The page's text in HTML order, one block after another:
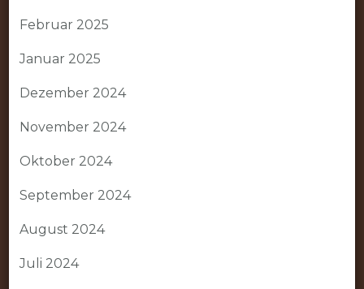
Februar 2025
Januar 2025
Dezember 2024
November 2024
Oktober 2024
September 2024
August 2024
Juli 2024